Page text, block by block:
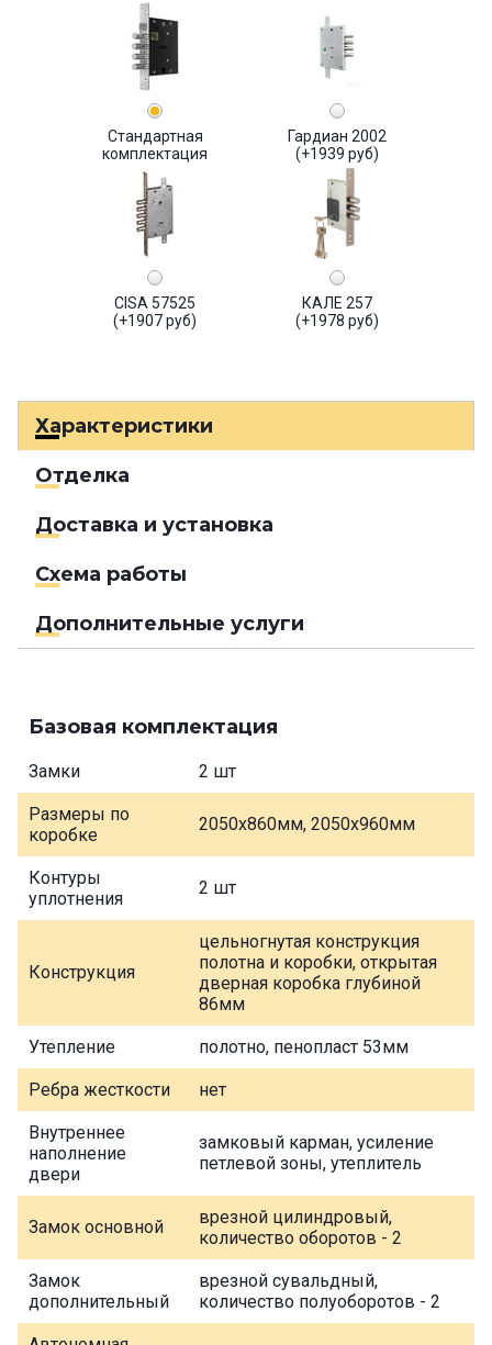
Стандартная
комплектация
Гардиан 2002
(+1939 руб)
CISA 57525
(+1907 руб)
КАЛЕ 257
(+1978 руб)
Характеристики
Отделка
Доставка и установка
Схема работы
Дополнительные услуги
Базовая комплектация
Замки 2 шт
Размеры по
коробке
2050х860мм, 2050х960мм
Контуры
уплотнения
2 шт
Конструкция
цельногнутая конструкция
полотна и коробки, открытая
дверная коробка глубиной
86мм
Утепление полотно, пенопласт 53мм
Ребра жесткости нет
Внутреннее
наполнение
двери
замковый карман, усиление
петлевой зоны, утеплитель
Замок основной
врезной цилиндровый,
количество оборотов - 2
Замок
дополнительный
врезной сувальдный,
количество полуоборотов - 2